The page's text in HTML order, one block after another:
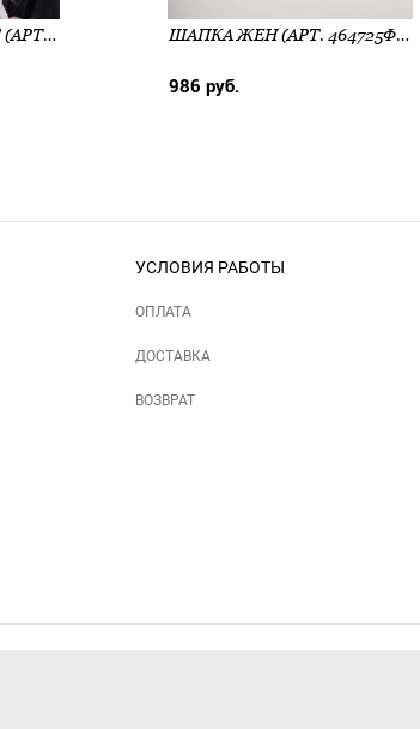
ШАПКА ЖЕН "КАПОР" (АРТ. 464723АК) ШАПКА ЖЕН (АРТ. 464725ФЭШ)
986 руб.
УСЛОВИЯ РАБОТЫ
ОПЛАТА
ДОСТАВКА
ВОЗВРАТ